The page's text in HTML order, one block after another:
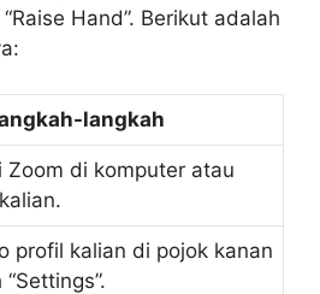
Hand”. Berikut adalah
langkah
Zoom di komputer atau
profil kalian di pojok kanan